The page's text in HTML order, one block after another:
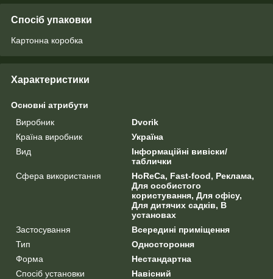
Спосіб упаковки
Картонна коробка
Характеристики
Основні атрибути
Виробник
Dvorik
Країна виробник
Україна
Вид
Інформаційні вивіски/
таблички
Сфера використання
HoReCa, Fast-food, Реклама,
Для особистого
користування, Для офісу,
Для дитячих садків, В
установах
Застосування
Всередині приміщення
Тип
Одностороння
Форма
Нестандартна
Спосіб установки
Навісний